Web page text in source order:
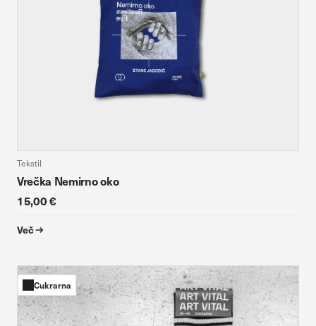
Tekstil
Vrečka Nemirno oko
15,00 €
Več
Cukrarna